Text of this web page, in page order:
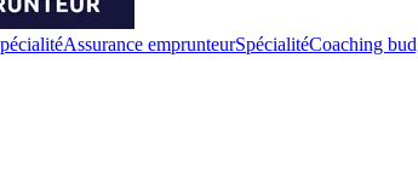
Assurance emprunteurSpécialitéCoaching